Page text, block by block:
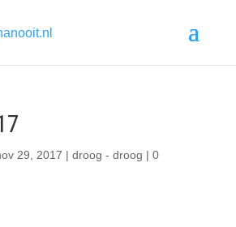
29, 2017 | droog - droog | 0